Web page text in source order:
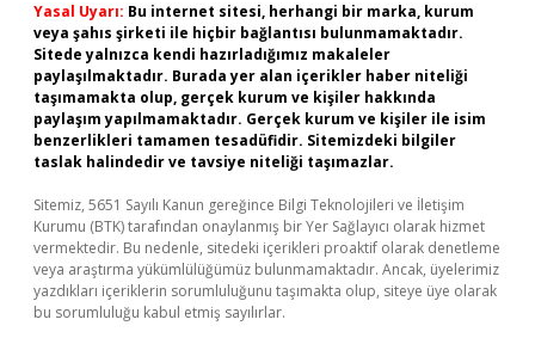
Yasal Uyarı: Bu internet sitesi, herhangi bir marka, kurum
veya şahıs şirketi ile hiçbir bağlantısı bulunmamaktadır.
Sitede yalnızca kendi hazırladığımız makaleler
paylaşılmaktadır. Burada yer alan içerikler haber niteliği
taşımamakta olup, gerçek kurum ve kişiler hakkında
paylaşım yapılmamaktadır. Gerçek kurum ve kişiler ile isim
benzerlikleri tamamen tesadüfidir. Sitemizdeki bilgiler
taslak halindedir ve tavsiye niteliği taşımazlar.
Sitemiz, 5651 Sayılı Kanun gereğince Bilgi Teknolojileri ve İletişim
Kurumu (BTK) tarafından onaylanmış bir Yer Sağlayıcı olarak hizmet
vermektedir. Bu nedenle, sitedeki içerikleri proaktif olarak denetleme
veya araştırma yükümlülüğümüz bulunmamaktadır. Ancak, üyelerimiz
yazdıkları içeriklerin sorumluluğunu taşımakta olup, siteye üye olarak
bu sorumluluğu kabul etmiş sayılırlar.